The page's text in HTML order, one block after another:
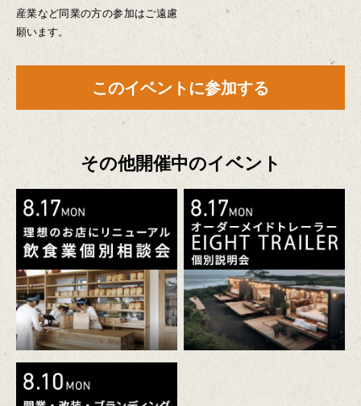
産業など同業の方の参加はご遠慮
願います。
このイベントに参加する
その他開催中のイベント